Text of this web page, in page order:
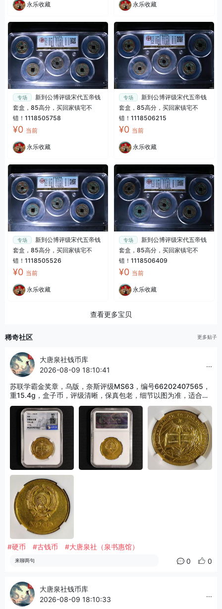
永乐收藏 永乐收藏
专场
新到公博评级宋代五帝钱
套盒，85高分，买回家镇宅不
错！1118505758
¥0 当前
永乐收藏
专场
新到公博评级宋代五帝钱
套盒，85高分，买回家镇宅不
错！1118506215
¥0 当前
永乐收藏
专场
新到公博评级宋代五帝钱
套盒，85高分，买回家镇宅不
错！1118505526
¥0 当前
永乐收藏
专场
新到公博评级宋代五帝钱
套盒，85高分，买回家镇宅不
错！1118506409
¥0 当前
永乐收藏
查看更多宝贝
稀奇社区 更多贴子
大唐泉社钱币库
2026-08-09 18:10:41
...
苏联学霸金奖章，乌版，奈斯评级MS63，编号66202407565，
重15.4g，盒子币，评级清晰，保真包老，细节以图为准，适合苏
联、乌克兰、近代钱币收藏！
#硬币 #古钱币 #大唐泉社（泉书惠馆）
来聊两句 0 0
大唐泉社钱币库
2026-08-09 18:10:33
...